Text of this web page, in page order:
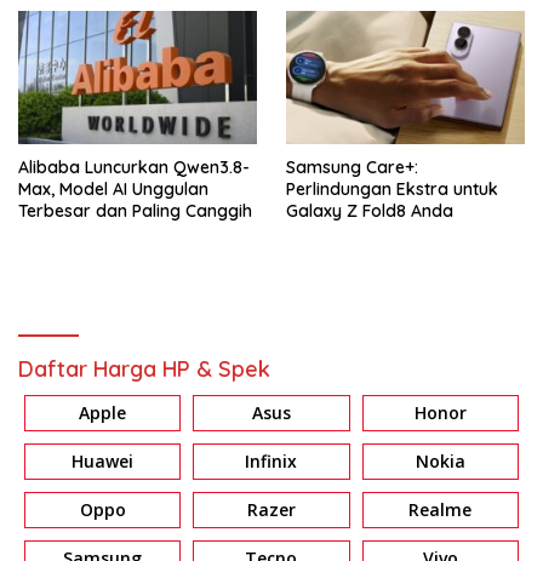
Alibaba Luncurkan Qwen3.8-
Max, Model AI Unggulan
Terbesar dan Paling Canggih
Samsung Care+:
Perlindungan Ekstra untuk
Galaxy Z Fold8 Anda
Daftar Harga HP & Spek
Apple Asus Honor
Huawei Infinix Nokia
Oppo Razer Realme